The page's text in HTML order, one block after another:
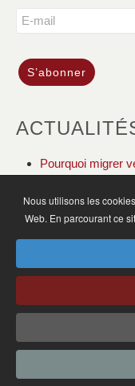
Pourquoi migrer
ACCUEIL
MENTIONS
Nous utilisons les
Web. En parcourant ce